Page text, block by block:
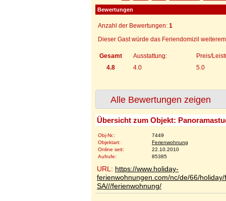
Bewertungen
Anzahl der Bewertungen: 1
Dieser Gast würde das Feriendomizil
Gesamt
4.8
Ausstattung:
4.0
Preis/
5.0
Alle Bewertungen zeigen
Übersicht zum Objekt:
Obj-Nr.:
7449
Objektart:
Ferienwohnung
Online seit:
22.10.2010
Aufrufe:
85385
URL: https://www.holiday-
ferienwohnungen.com/nc/de/66/
SA///ferienwohnung/